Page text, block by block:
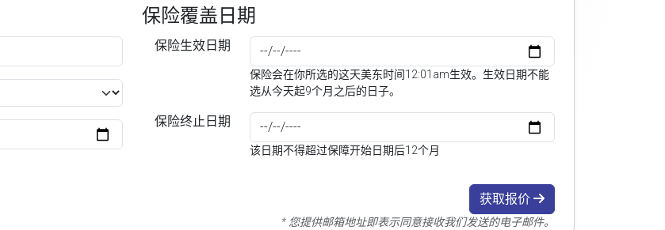
保险覆盖日期
保险生效日期
保险会在你所选的这天美东时间12:01am生效。生效日期不能
选从今天起9个月之后的日子。
保险终止日期
该日期不得超过保障开始日期后12个月
获取报价
* 您提供邮箱地址即表示同意接收我们发送的电子邮件。